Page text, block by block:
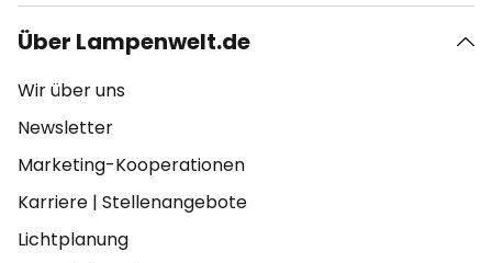
Über Lampenwelt.de
Wir über uns
Newsletter
Marketing-Kooperationen
Karriere | Stellenangebote
Lichtplanung